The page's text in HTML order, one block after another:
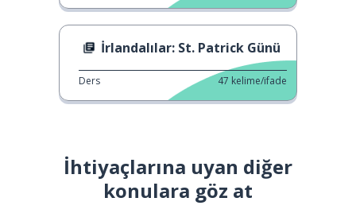
İrlandalılar: St. Patrick Günü
Ders 47 kelime/ifade
İhtiyaçlarına uyan diğer
konulara göz at